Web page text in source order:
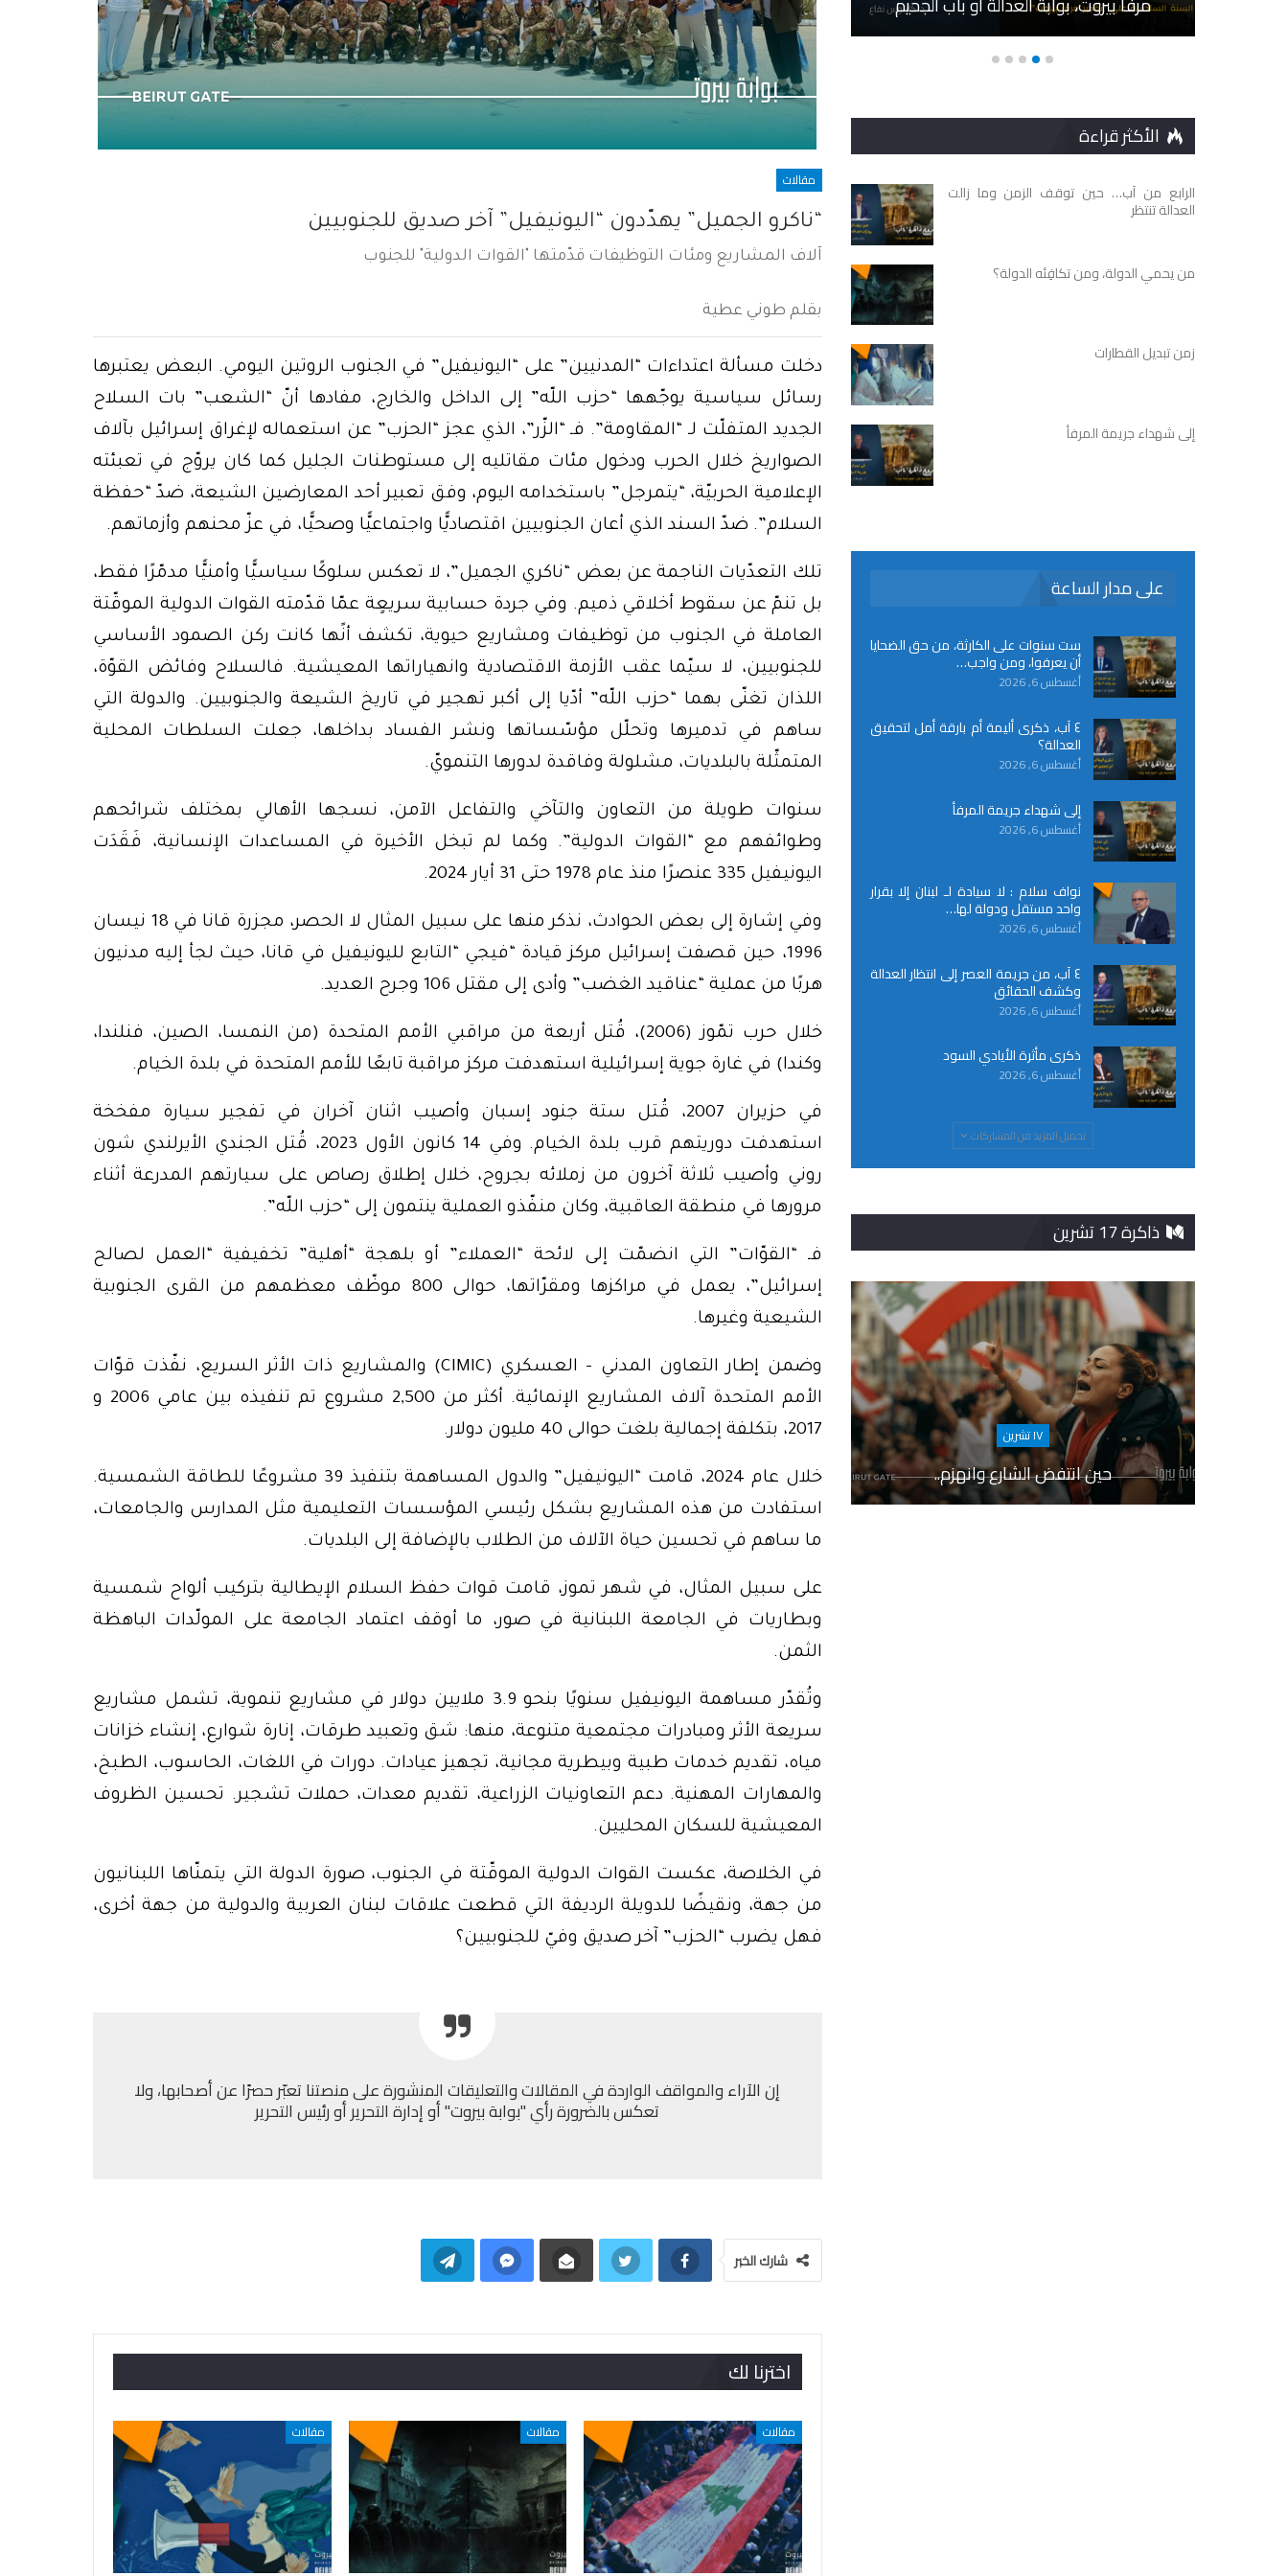
مقالات
“ناكرو الجميل” يهدّدون “اليونيفيل” آخر صديق للجنوبيين
آلاف المشاريع ومئات التوظيفات قدّمتها "القوات الدولية" للجنوب
بقلم طوني عطية
دخلت مسألة اعتداءات “المدنيين” على “اليونيفيل” في الجنوب الروتين اليومي. البعض يعتبرها
رسائل سياسية يوجّهها “حزب اللّه” إلى الداخل والخارج، مفادها أنّ “الشعب” بات السلاح
الجديد المتفلّت لـ “المقاومة”. فـ “الزّر”، الذي عجز “الحزب” عن استعماله لإغراق إسرائيل بآلاف
الصواريخ خلال الحرب ودخول مئات مقاتليه إلى مستوطنات الجليل كما كان يروّج في تعبئته
الإعلامية الحربيّة، “يتمرجل” باستخدامه اليوم، وفق تعبير أحد المعارضين الشيعة، ضدّ “حفظة
السلام”. ضدّ السند الذي أعان الجنوبيين اقتصاديًّا واجتماعيًّا وصحيًّا، في عزّ محنهم وأزماتهم.
تلك التعدّيات الناجمة عن بعض “ناكري الجميل”، لا تعكس سلوكًا سياسيًّا وأمنيًّا مدمّرًا فقط،
بل تنمّ عن سقوط أخلاقي ذميم. وفي جردة حسابية سريعٍة عمّا قدّمته القوات الدولية الموقّتة
العاملة في الجنوب من توظيفات ومشاريع حيوية، تكشف أنًها كانت ركن الصمود الأساسي
للجنوبيين، لا سيّما عقب الأزمة الاقتصادية وانهياراتها المعيشية. فالسلاح وفائض القوّة،
اللذان تغنّى بهما “حزب اللّه” أدّيا إلى أكبر تهجير في تاريخ الشيعة والجنوبيين. والدولة التي
ساهم في تدميرها وتحلّل مؤسّساتها ونشر الفساد بداخلها، جعلت السلطات المحلية
المتمثّلة بالبلديات، مشلولة وفاقدة لدورها التنمويّ.
سنوات طويلة من التعاون والتآخي والتفاعل الآمن، نسجها الأهالي بمختلف شرائحهم
وطوائفهم مع “القوات الدولية”. وكما لم تبخل الأخيرة في المساعدات الإنسانية، فَقَدَت
اليونيفيل 335 عنصرًا منذ عام 1978 حتى 31 أيار 2024.
وفي إشارة إلى بعض الحوادث، نذكر منها على سبيل المثال لا الحصر، مجزرة قانا في 18 نيسان
1996، حين قصفت إسرائيل مركز قيادة “فيجي “التابع لليونيفيل في قانا، حيث لجأ إليه مدنيون
هربًا من عملية “عناقيد الغضب” وأدى إلى مقتل 106 وجرح العديد.
خلال حرب تمّوز (2006)، قُتل أربعة من مراقبي الأمم المتحدة (من النمسا، الصين، فنلندا،
وكندا) في غارة جوية إسرائيلية استهدفت مركز مراقبة تابعًا للأمم المتحدة في بلدة الخيام.
في حزيران 2007، قُتل ستة جنود إسبان وأصيب اثنان آخران في تفجير سيارة مفخخة
استهدفت دوريتهم قرب بلدة الخيام. وفي 14 كانون الأول 2023، قُتل الجندي الأيرلندي شون
روني وأصيب ثلاثة آخرون من زملائه بجروح، خلال إطلاق رصاص على سيارتهم المدرعة أثناء
مرورها في منطقة العاقبية، وكان منفّذو العملية ينتمون إلى “حزب اللّه”.
فـ “القوّات” التي انضمّت إلى لائحة “العملاء” أو بلهجة “أهلية” تخفيفية “العمل لصالح
إسرائيل”، يعمل في مراكزها ومقرّاتها، حوالى 800 موظّف معظمهم من القرى الجنوبية
الشيعية وغيرها.
وضمن إطار التعاون المدني – العسكري (CIMIC) والمشاريع ذات الأثر السريع، نفّذت قوّات
الأمم المتحدة آلاف المشاريع الإنمائية. أكثر من 2,500 مشروع تم تنفيذه بين عامي 2006 و
2017، بتكلفة إجمالية بلغت حوالى 40 مليون دولار.
خلال عام 2024، قامت “اليونيفيل” والدول المساهمة بتنفيذ 39 مشروعًا للطاقة الشمسية.
استفادت من هذه المشاريع بشكل رئيسي المؤسسات التعليمية مثل المدارس والجامعات،
ما ساهم في تحسين حياة الآلاف من الطلاب بالإضافة إلى البلديات.
على سبيل المثال، في شهر تموز، قامت قوات حفظ السلام الإيطالية بتركيب ألواح شمسية
وبطاريات في الجامعة اللبنانية في صور، ما أوقف اعتماد الجامعة على المولّدات الباهظة
الثمن.
وتُقدّر مساهمة اليونيفيل سنويًا بنحو 3.9 ملايين دولار في مشاريع تنموية، تشمل مشاريع
سريعة الأثر ومبادرات مجتمعية متنوعة، منها: شق وتعبيد طرقات، إنارة شوارع، إنشاء خزانات
مياه، تقديم خدمات طبية وبيطرية مجانية، تجهيز عيادات. دورات في اللغات، الحاسوب، الطبخ،
والمهارات المهنية. دعم التعاونيات الزراعية، تقديم معدات، حملات تشجير. تحسين الظروف
المعيشية للسكان المحليين.
في الخلاصة، عكست القوات الدولية الموقّتة في الجنوب، صورة الدولة التي يتمنّاها اللبنانيون
من جهة، ونقيضًا للدويلة الرديفة التي قطعت علاقات لبنان العربية والدولية من جهة أخرى،
فهل يضرب “الحزب” آخر صديق وفيّ للجنوبيين؟
إن الآراء والمواقف الواردة في المقالات والتعليقات المنشورة على منصتنا تعبّر حصرًا عن أصحابها، ولا
تعكس بالضرورة رأي "بوابة بيروت" أو إدارة التحرير أو رئيس التحرير
شارك الخبر
اخترنا لك
مقالات مقالات مقالات
الأكثر قراءة
الرابع من آب… حين توقف الزمن وما زالت
العدالة تنتظر
من يحمي الدولة، ومن تكافِئه الدولة؟
زمن تبديل القطارات
إلى شهداء جريمة المرفأ
على مدار الساعة
ست سنوات على الكارثة، من حق الضحايا
أن يعرفوا، ومن واجب…
أغسطس 6, 2026
٤ آب، ذكرى أليمة أم بارقة أمل لتحقيق
العدالة؟
أغسطس 6, 2026
إلى شهداء جريمة المرفأ
أغسطس 6, 2026
نواف سلام : لا سيادة لـ لبنان إلا بقرار
واحد مستقل ودولة لها…
أغسطس 6, 2026
٤ آب، من جريمة العصر إلى انتظار العدالة
وكشف الحقائق
أغسطس 6, 2026
ذكرى مأثرة الأيادي السود
أغسطس 6, 2026
تحميل المزيد من المشاركات
ذاكرة 17 تشرين
١٧ تشرين
حين انتفض الشارع وانهزم..